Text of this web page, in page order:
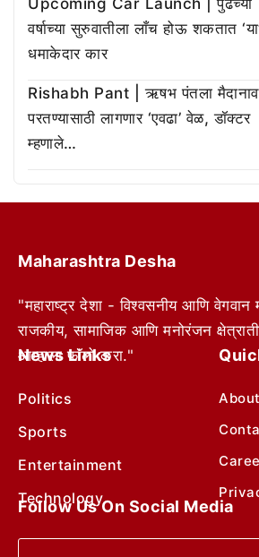
Upcoming Car Launch | पुढच्या
वर्षाच्या सुरुवातीला लाँच होऊ शकतात
धमाकेदार कार
Rishabh Pant | ऋषभ पंतला
परतण्यासाठी लागणार ‘एवढा’ वेळ, डॉक्टर
म्हणाले…
Maharashtra Desha
"महाराष्ट्र देशा - विश्वसनीय आणि वेगवान
राजकीय, सामाजिक आणि मनोरंजन
आम्हाला फॉलो करा."
News Links
Politics
Sports
Entertainment
Technology
Follow Us On Social Media